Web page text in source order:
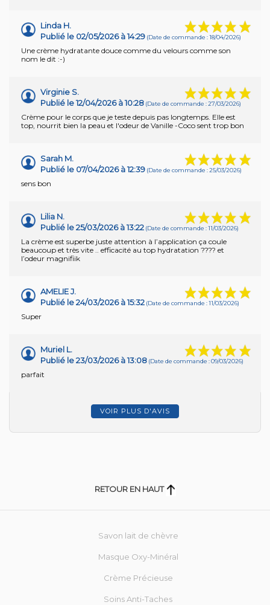
Linda H.
Publié le 02/05/2026 à 14:29 (Date de commande : 18/04/2026)
Une crème hydratante douce comme du velours comme son
nom le dit :-)
Virginie S.
Publié le 12/04/2026 à 10:28 (Date de commande : 27/03/2026)
Crème pour le corps que je teste depuis pas longtemps. Elle est
top, nourrit bien la peau et l'odeur de Vanille -Coco sent trop bon
Sarah M.
Publié le 07/04/2026 à 12:39 (Date de commande : 25/03/2026)
sens bon
Lilia N.
Publié le 25/03/2026 à 13:22 (Date de commande : 11/03/2026)
La crème est superbe juste attention à l’application ça coule
beaucoup et très vite .. efficacité au top hydratation ???? et
l’odeur magnifiik
AMELIE J.
Publié le 24/03/2026 à 15:32 (Date de commande : 11/03/2026)
Super
Muriel L.
Publié le 23/03/2026 à 13:08 (Date de commande : 09/03/2026)
parfait
VOIR PLUS D'AVIS
RETOUR EN HAUT
Savon lait de chèvre
Masque Oxy-Minéral
Crème Précieuse
Soins Anti-Taches